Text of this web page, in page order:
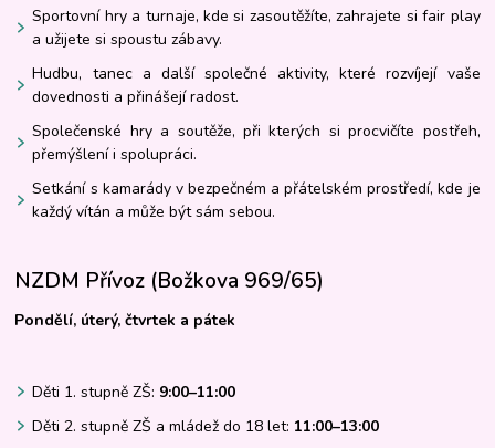
Sportovní hry a turnaje, kde si zasoutěžíte, zahrajete si fair play
a užijete si spoustu zábavy.
Hudbu, tanec a další společné aktivity, které rozvíjejí vaše
dovednosti a přinášejí radost.
Společenské hry a soutěže, při kterých si procvičíte postřeh,
přemýšlení i spolupráci.
Setkání s kamarády v bezpečném a přátelském prostředí, kde je
každý vítán a může být sám sebou.
NZDM Přívoz (Božkova 969/65)
Pondělí, úterý, čtvrtek a pátek
Děti 1. stupně ZŠ: 9:00–11:00
Děti 2. stupně ZŠ a mládež do 18 let: 11:00–13:00